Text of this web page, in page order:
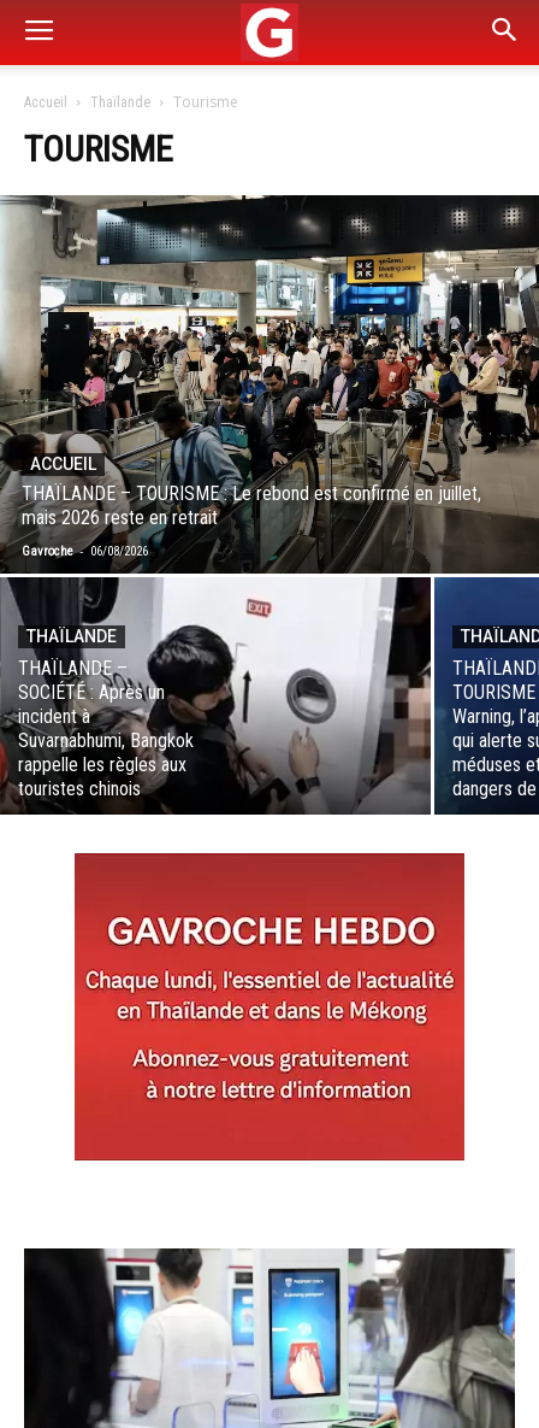
Accueil Thaïlande Tourisme
TOURISME
ACCUEIL
THAÏLANDE – TOURISME : Le rebond est confirmé en juillet,
mais 2026 reste en retrait
Gavroche - 06/08/2026
THAÏLANDE
THAÏLANDE –
SOCIÉTÉ : Après un
incident à
Suvarnabhumi, Bangkok
rappelle les règles aux
touristes chinois
Warning,
qui alerte
méduses
dangers